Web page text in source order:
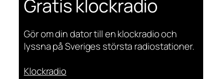
Gratis klockradio
Gör om din dator till en klockradio och
lyssna på Sveriges största radiostationer.
Klockradio